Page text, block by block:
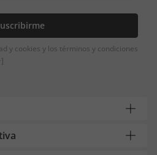
y cookies y los términos y condiciones